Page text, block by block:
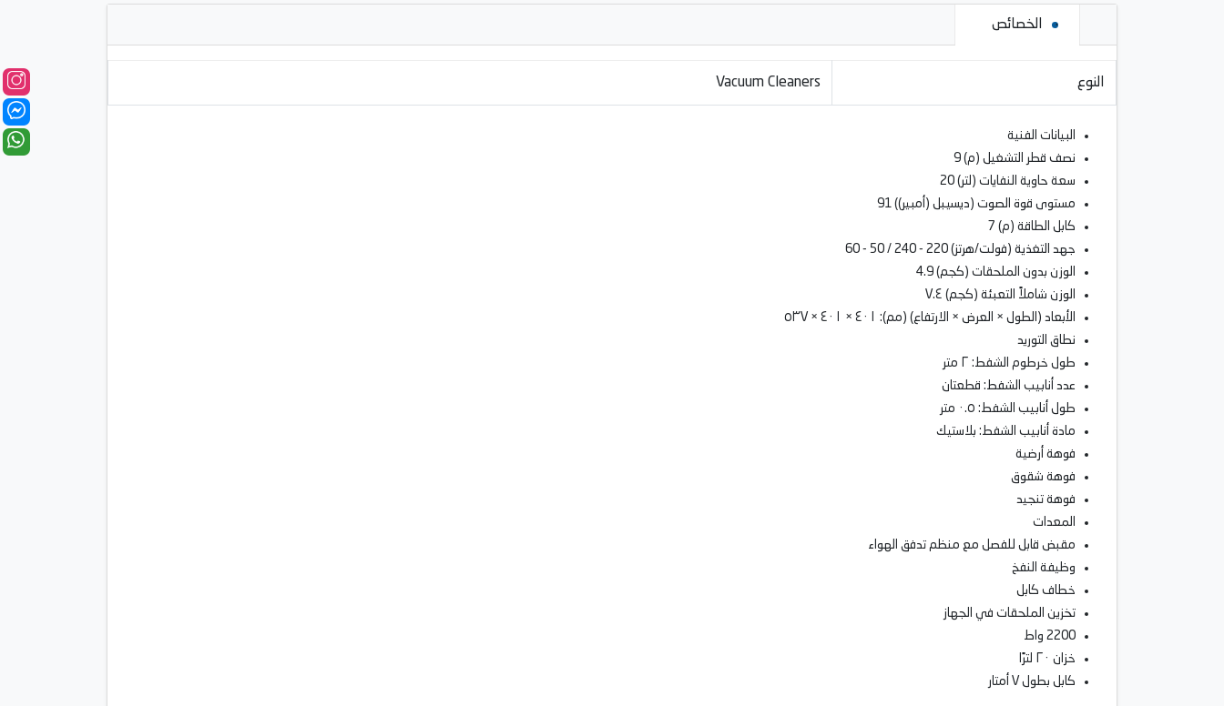
الخصائص
النوع Vacuum Cleaners
البيانات الفنية
نصف قطر التشغيل (م) 9
سعة حاوية النفايات (لتر) 20
مستوى قوة الصوت (ديسيبل (أمبير)) 91
كابل الطاقة (م) 7
جهد التغذية (فولت/هرتز) 220 - 240 / 50 - 60
الوزن بدون الملحقات (كجم) 4.9
الوزن شاملاً التعبئة (كجم) ٧.٤
الأبعاد (الطول × العرض × الارتفاع) (مم): ٤٠١ × ٤٠١ × ٥٣٧
نطاق التوريد
طول خرطوم الشفط: ٢ متر
عدد أنابيب الشفط: قطعتان
طول أنابيب الشفط: ٠.٥ متر
مادة أنابيب الشفط: بلاستيك
فوهة أرضية
فوهة شقوق
فوهة تنجيد
المعدات
مقبض قابل للفصل مع منظم تدفق الهواء
وظيفة النفخ
خطاف كابل
تخزين الملحقات في الجهاز
2200 واط
خزان ٢٠ لترًا
كابل بطول ٧ أمتار